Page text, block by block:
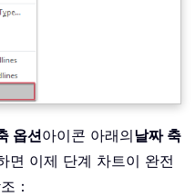
옵션아이콘 아래의날짜 축
면 이제 단계 차트이 완전
：